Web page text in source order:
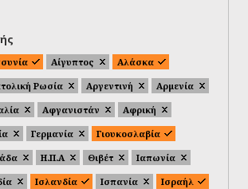
Αίγυπτος
Αλάσκα
Ρωσία Αργεντινή
Αρμενία
Αφγανιστάν
Αφρική
Γερμανία
Γιουκοσλαβία
Η.Π.Α Θιβέτ
Ιαπωνία
Ισλανδία Ισπανία
Ισραήλ